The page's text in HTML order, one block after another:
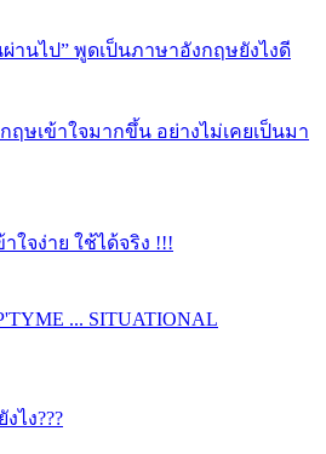
านไป” พูดเป็นภาษาอังกฤษยังไงดี
ฤษเข้าใจมากขึ้น อย่างไม่เคยเป็นมา
ใจง่าย ใช้ได้จริง !!!
... SITUATIONAL
ไง???